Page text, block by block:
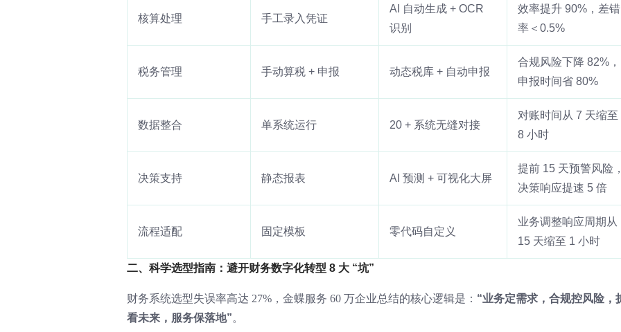
核算处理 手工录入凭证
AI 自动生成 + OCR
识别
效率提升 90%，差错
率＜0.5%
税务管理 手动算税 + 申报 动态税库 + 自动申报
合规风险下降 82%，
申报时间省 80%
数据整合 单系统运行 20 + 系统无缝对接
对账时间从 7 天缩至
8 小时
决策支持 静态报表 AI 预测 + 可视化大屏
提前 15 天预警风险
决策响应提速 5 倍
流程适配 固定模板 零代码自定义
业务调整响应周期从
15 天缩至 1 小时
二、科学选型指南：避开财务数字化转型 8 大 “坑”
财务系统选型失误率高达 27%，金蝶服务 60 万企业总结的核心逻辑是： “业务定需求，合规控风险，
看未来，服务保落地”。